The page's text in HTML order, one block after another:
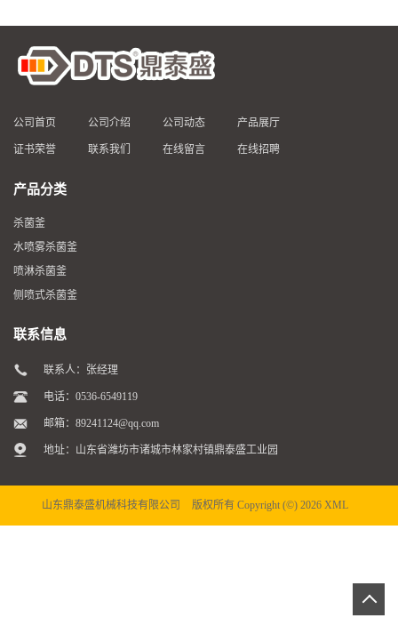
公司首页 公司介绍 公司动态 产品展厅
证书荣誉 联系我们 在线留言 在线招聘
产品分类
杀菌釜
水喷雾杀菌釜
喷淋杀菌釜
侧喷式杀菌釜
联系信息
联系人：张经理
电话：0536-6549119
邮箱： 89241124@qq.com
地址：山东省潍坊市诸城市林家村镇鼎泰盛工业园
山东鼎泰盛机械科技有限公司 版权所有 Copyright (©) 2026 XML